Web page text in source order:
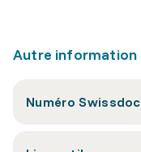
Autre information
Numéro Swissdoc